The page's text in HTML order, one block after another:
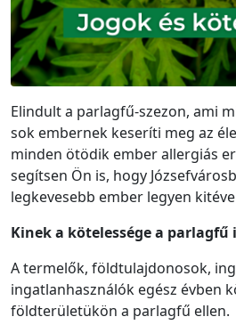
Elindult a parlagfű-szezon, ami
sok embernek keseríti meg az
minden ötödik ember allergiás
segítsen Ön is, hogy
legkevesebb ember legyen
Kinek a kötelessége a parlagfű
A termelők, földtulajdonosok,
ingatlanhasználók egész évben
földterületükön a parlagfű ellen.